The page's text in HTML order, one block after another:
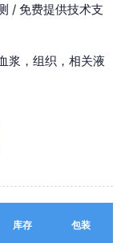
/ 免费提供技术支
浆，组织，相关液
库存 包装